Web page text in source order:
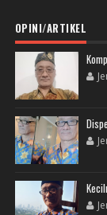
OPINI/ARTIKEL